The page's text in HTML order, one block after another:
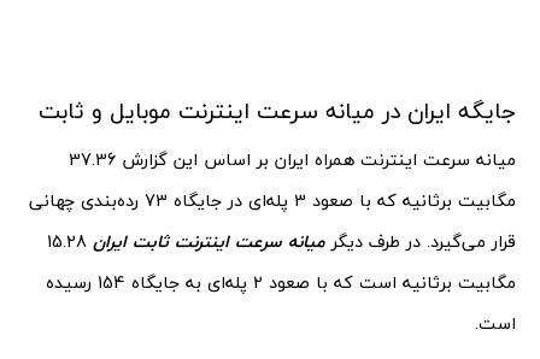
جایگه ایران در میانه سرعت اینترنت موبایل و ثابت
میانه سرعت اینترنت همراه ایران بر اساس این گزارش 37.36
مگابیت برثانیه که با صعود 3 پله‌ای در جایگاه 73 رده‌بندی چهانی
قرار می‌گیرد. در طرف دیگر میانه سرعت اینترنت ثابت ایران 15.28
مگابیت برثانیه است که با صعود 2 پله‌ای به جایگاه 154 رسیده
است.